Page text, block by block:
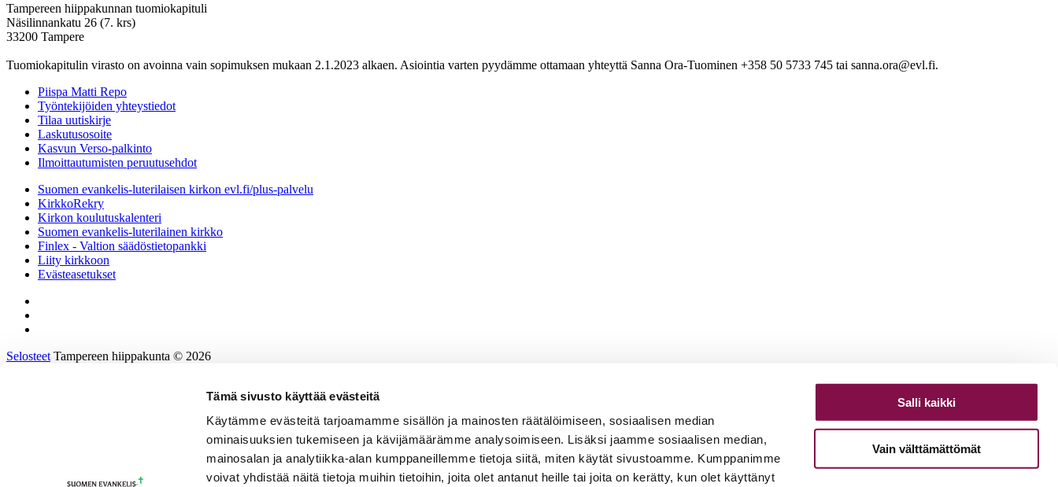
Tämä sivusto käyttää evästeitä
Käytämme evästeitä tarjoamamme sisällön ja mainosten räätälöimiseen, sosiaalisen median
ominaisuuksien tukemiseen ja kävijämäärämme analysoimiseen. Lisäksi jaamme sosiaalisen median,
mainosalan ja analytiikka-alan kumppaneillemme tietoja siitä, miten käytät sivustoamme. Kumppanimme
voivat yhdistää näitä tietoja muihin tietoihin, joita olet antanut heille tai joita on kerätty, kun olet käyttänyt
Salli kaikki
Vain välttämättömät
Tampereen hiippakunnan tuomiokapituli
Näsilinnankatu 26 (7. krs)
33200 Tampere
Tuomiokapitulin virasto on avoinna vain sopimuksen mukaan 2.1.2023 alkaen. Asiointia varten pyydämme ottamaan yhteyttä Sanna Ora-Tuominen +358 50 5733 745 tai sanna.ora@evl.fi.
Piispa Matti Repo
Työntekijöiden yhteystiedot
Tilaa uutiskirje
Laskutusosoite
Kasvun Verso-palkinto
Ilmoittautumisten peruutusehdot
Suomen evankelis-luterilaisen kirkon evl.fi/plus-palvelu
KirkkoRekry
Kirkon koulutuskalenteri
Suomen evankelis-luterilainen kirkko
Finlex - Valtion säädöstietopankki
Liity kirkkoon
Evästeasetukset
Selosteet Tampereen hiippakunta © 2026
Kalenteri